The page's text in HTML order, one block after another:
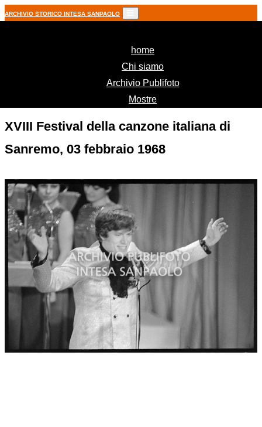
ARCHIVIO STORICO INTESA SANPAOLO
home(current)
Chi siamo
Archivio Publifoto
Mostre
XVIII Festival della canzone italiana di
Sanremo, 03 febbraio 1968